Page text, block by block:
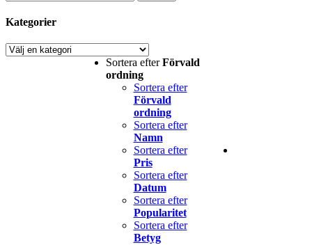
Kategorier
Sortera efterFörvald
ordning
Sortera efter
Förvald
ordning
Sortera efter
Namn
Sortera efter
Pris
Sortera efter
Datum
Sortera efter
Popularitet
Sortera efter
Betyg